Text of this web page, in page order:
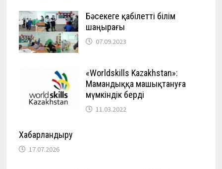
Бәсекеге қабілетті білім
шаңырағы
07.09.2023
«Worldskills Kazakhstan»:
Мамандыққа машықтануға
мүмкіндік берді
11.03.2022
Хабарландыру
17.07.2026